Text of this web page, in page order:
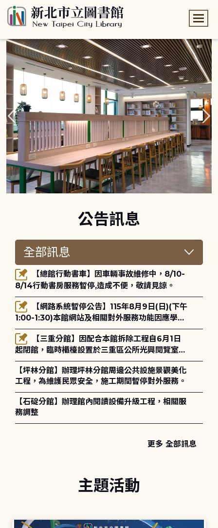
公告訊息
8/14行動書房服務暫停,造成不便，敬請見諒。
1:00-1:30)本館網站及相關對外服務功能因應學術
網路升級更新將暫停服務。
起閉館，臨時櫃檯設置於三重區公所光興閱覽室，
造成不便，敬請見諒。
【坪林分館】辦理坪林分館周邊公共設施景觀美化
工程，為維護民眾安全，施工期間暫停對外服務。
【石碇分館】辦理館內閱讀設備升級工程，相關服
務調整
更多 全部訊息
主題活動